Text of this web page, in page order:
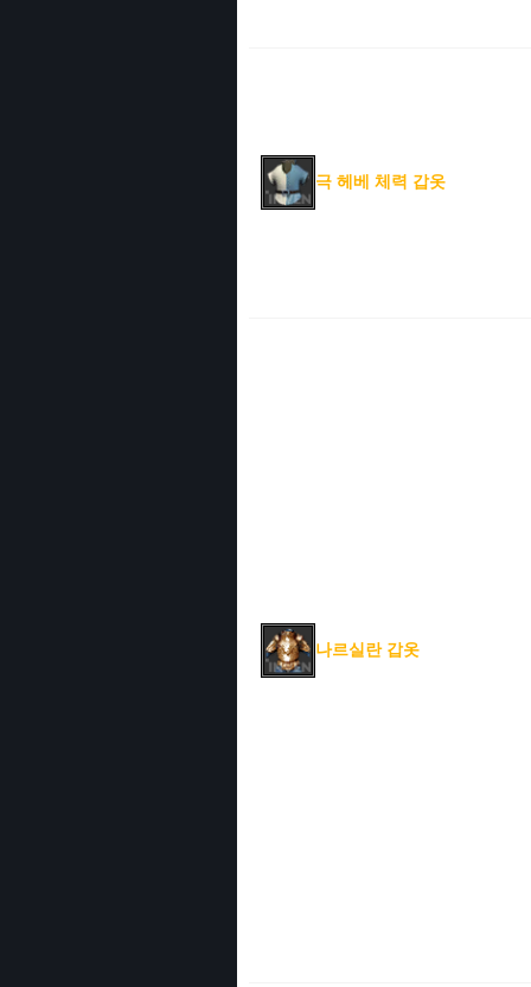
극 헤베 체력 갑옷
나르실란 갑옷